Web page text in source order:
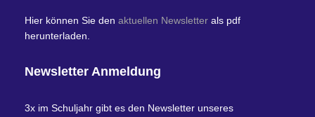
Hier können Sie den aktuellen Newsletter als pdf
herunterladen.
Newsletter Anmeldung
3x im Schuljahr gibt es den Newsletter unseres